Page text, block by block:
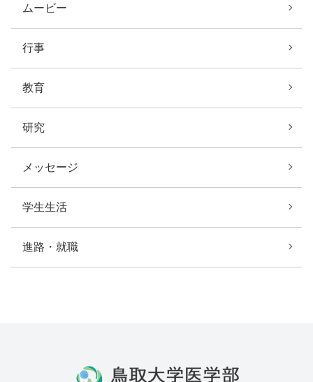
ムービー
行事
教育
研究
メッセージ
学生生活
進路・就職